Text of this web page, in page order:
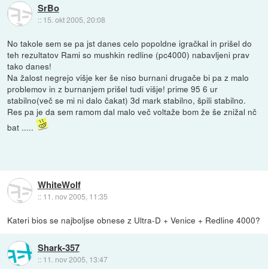
SrBo
:: 15. okt 2005, 20:08
No takole sem se pa jst danes celo popoldne igračkal in prišel do
teh rezultatov Rami so mushkin redline (pc4000) nabavljeni prav
tako danes!
Na žalost negrejo višje ker še niso burnani drugače bi pa z malo
problemov in z burnanjem prišel tudi višje! prime 95 6 ur
stabilno(več se mi ni dalo čakat) 3d mark stabilno, špili stabilno.
Res pa je da sem ramom dal malo več voltaže bom že še znižal nč
bat .....
WhiteWolf
:: 11. nov 2005, 11:35
Kateri bios se najboljse obnese z Ultra-D + Venice + Redline 4000?
Shark-357
:: 11. nov 2005, 13:47